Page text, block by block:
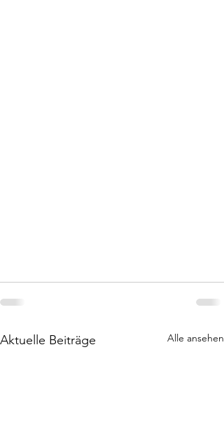
Aktuelle Beiträge Alle ansehen